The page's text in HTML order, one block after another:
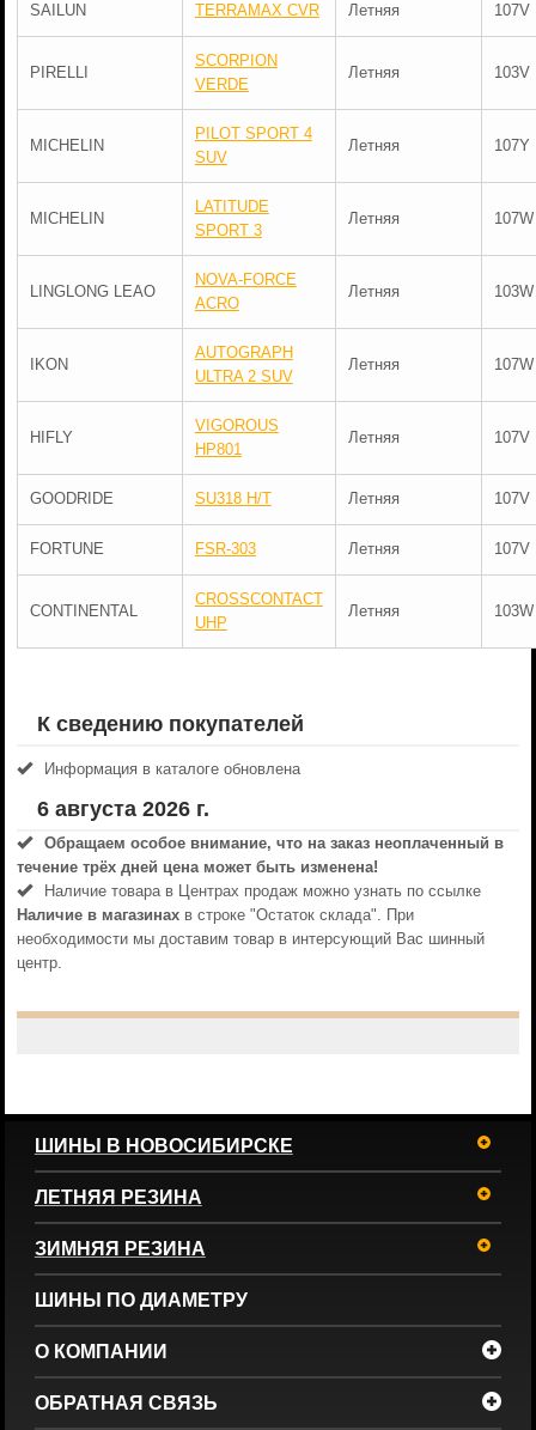
SAILUN TERRAMAX CVR Летняя 107V
PIRELLI
SCORPION
VERDE
Летняя 103V
MICHELIN
PILOT SPORT 4
SUV
Летняя 107Y
MICHELIN
LATITUDE
SPORT 3
Летняя 107W
LINGLONG LEAO
NOVA-FORCE
ACRO
Летняя 103W
IKON
AUTOGRAPH
ULTRA 2 SUV
Летняя 107W
HIFLY
VIGOROUS
HP801
Летняя 107V
GOODRIDE SU318 H/T Летняя 107V
FORTUNE FSR-303 Летняя 107V
CONTINENTAL
CROSSCONTACT
UHP
Летняя 103W
К сведению покупателей
Информация в каталоге обновлена
6 августа 2026 г.
Обращаем особое внимание, что на заказ неоплаченный в
течениe трёх дней цена может быть изменена!
Наличие товара в Центрах продаж можно узнать по ссылке
Наличие в магазинахв строке "Остаток склада". При
необходимости мы доставим товар в интерсующий Вас шинный
центр.
ШИНЫ В НОВОСИБИРСКЕ
ЛЕТНЯЯ РЕЗИНА
ЗИМНЯЯ РЕЗИНА
ШИНЫ ПО ДИАМЕТРУ
О КОМПАНИИ
ОБРАТНАЯ СВЯЗЬ